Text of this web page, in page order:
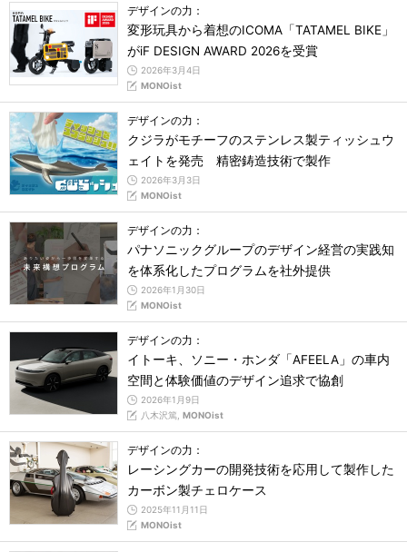
デザインの力：
変形玩具から着想のICOMA「TATAMEL BIKE」
がiF DESIGN AWARD 2026を受賞
2026年3月4日
MONOist
デザインの力：
クジラがモチーフのステンレス製ティッシュウ
ェイトを発売 精密鋳造技術で製作
2026年3月3日
MONOist
デザインの力：
パナソニックグループのデザイン経営の実践知
を体系化したプログラムを社外提供
2026年1月30日
MONOist
デザインの力：
イトーキ、ソニー・ホンダ「AFEELA」の車内
空間と体験価値のデザイン追求で協創
2026年1月9日
八木沢篤, MONOist
デザインの力：
レーシングカーの開発技術を応用して製作した
カーボン製チェロケース
2025年11月11日
MONOist